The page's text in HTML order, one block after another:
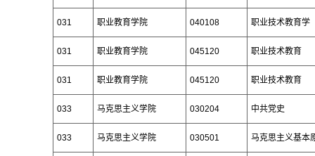
031 职业教育学院 040108 职业技术教育学
031 职业教育学院 045120 职业技术教育
031 职业教育学院 045120 职业技术教育
033 马克思主义学院 030204 中共党史
033 马克思主义学院 030501 马克思主义基本